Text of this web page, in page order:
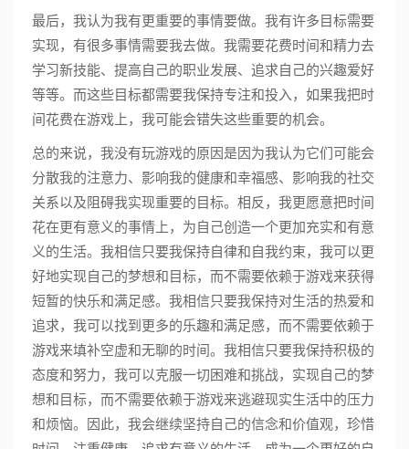
最后，我认为我有更重要的事情要做。我有许多目标需要
实现，有很多事情需要我去做。我需要花费时间和精力去
学习新技能、提高自己的职业发展、追求自己的兴趣爱好
等等。而这些目标都需要我保持专注和投入，如果我把时
间花费在游戏上，我可能会错失这些重要的机会。
总的来说，我没有玩游戏的原因是因为我认为它们可能会
分散我的注意力、影响我的健康和幸福感、影响我的社交
关系以及阻碍我实现重要的目标。相反，我更愿意把时间
花在更有意义的事情上，为自己创造一个更加充实和有意
义的生活。我相信只要我保持自律和自我约束，我可以更
好地实现自己的梦想和目标，而不需要依赖于游戏来获得
短暂的快乐和满足感。我相信只要我保持对生活的热爱和
追求，我可以找到更多的乐趣和满足感，而不需要依赖于
游戏来填补空虚和无聊的时间。我相信只要我保持积极的
态度和努力，我可以克服一切困难和挑战，实现自己的梦
想和目标，而不需要依赖于游戏来逃避现实生活中的压力
和烦恼。因此，我会继续坚持自己的信念和价值观，珍惜